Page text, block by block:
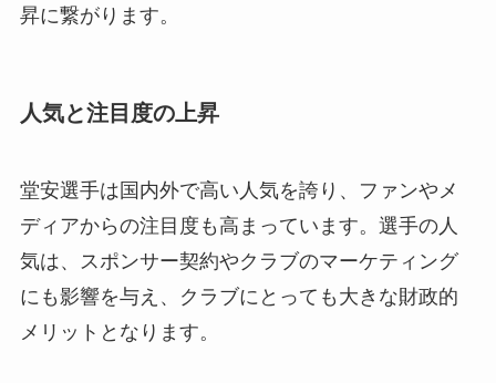
昇に繋がります。
人気と注目度の上昇
堂安選手は国内外で高い人気を誇り、ファンやメ
ディアからの注目度も高まっています。選手の人
気は、スポンサー契約やクラブのマーケティング
にも影響を与え、クラブにとっても大きな財政的
メリットとなります。